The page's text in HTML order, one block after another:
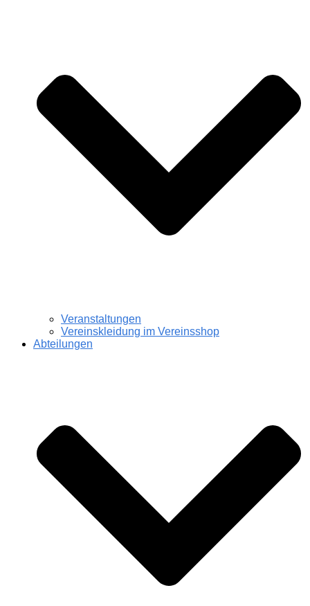
Veranstaltungen
Vereinskleidung im Vereinsshop
Abteilungen